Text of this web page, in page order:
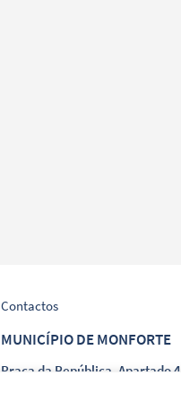
Contactos
MUNICÍPIO DE MONFORTE
Praça da República, Apartado 4